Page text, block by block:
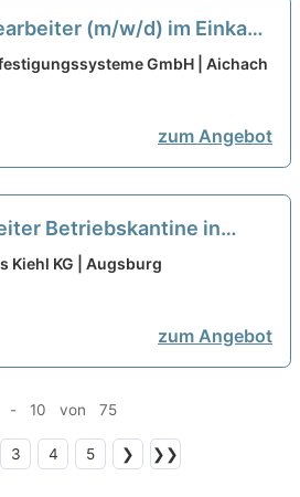
(m/w/d) im Einkauf
neu GmbH | Aichach
zum Angebot
Betriebskantine in
(m/w/d) neu
Kiehl KG | Augsburg
zum Angebot
- 10 von 75
3 4 5 ❯ ❯❯